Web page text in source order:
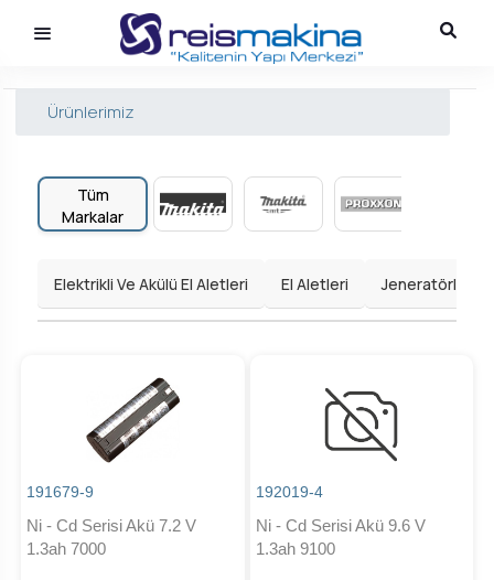
Ürünlerimiz
Tüm
Markalar
Elektrikli Ve Akülü El Aletleri El Aletleri Jeneratörler
191679-9
Ni - Cd Serisi Akü 7.2 V
1.3ah 7000
192019-4
Ni - Cd Serisi Akü 9.6 V
1.3ah 9100